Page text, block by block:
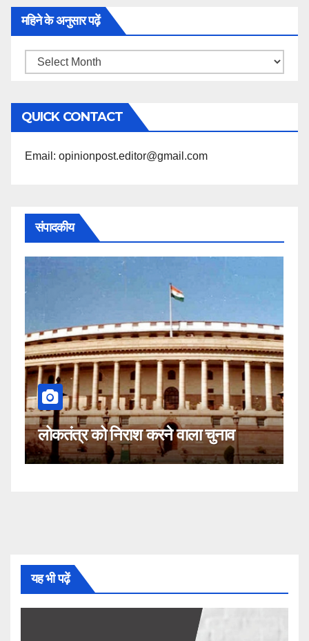
महिने के अनुसार पढ़ें
महिने
अनुसार
पढ़ें
QUICK CONTACT
Email: opinionpost.editor@gmail.com
संपादकीय
को निराश करने वाला चुनाव
कहीं यह
नहीं!
यह भी पढ़ें